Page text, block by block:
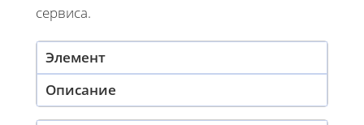
сервиса.
Элемент
Описание